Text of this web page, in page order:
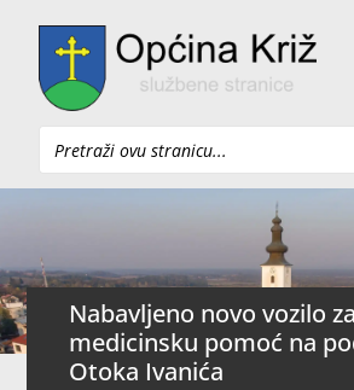
Pretraži
Nabavljeno novo vozilo
medicinsku pomoć na
Otoka Ivanića